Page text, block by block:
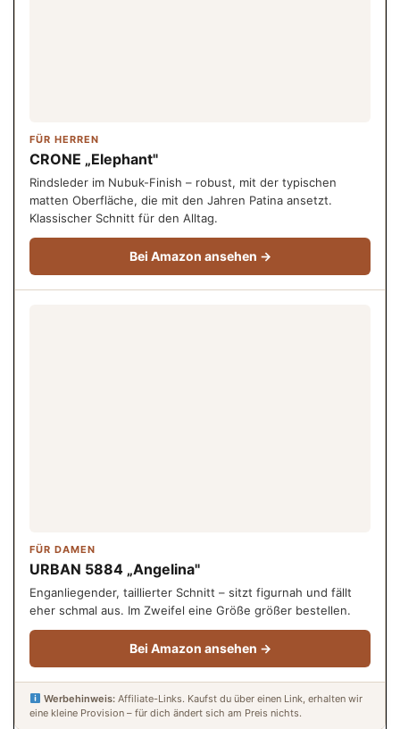
FÜR HERREN
CRONE „Elephant"
Rindsleder im Nubuk-Finish – robust, mit der typischen
matten Oberfläche, die mit den Jahren Patina ansetzt.
Klassischer Schnitt für den Alltag.
Bei Amazon ansehen →
FÜR DAMEN
URBAN 5884 „Angelina"
Enganliegender, taillierter Schnitt – sitzt figurnah und fällt
eher schmal aus. Im Zweifel eine Größe größer bestellen.
Bei Amazon ansehen →
Werbehinweis:Affiliate-Links. Kaufst du über einen Link, erhalten wir
eine kleine Provision – für dich ändert sich am Preis nichts.